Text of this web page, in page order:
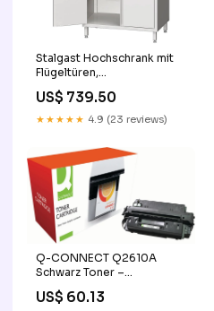
Stalgast Hochschrank mit
Flügeltüren,
1000x600x2000 mm,
verschweißt READY
US$ 739.50
★★★★★ 4.9 (23 reviews)
Q-CONNECT Q2610A
Schwarz Toner –
base-discountable
US$ 60.13